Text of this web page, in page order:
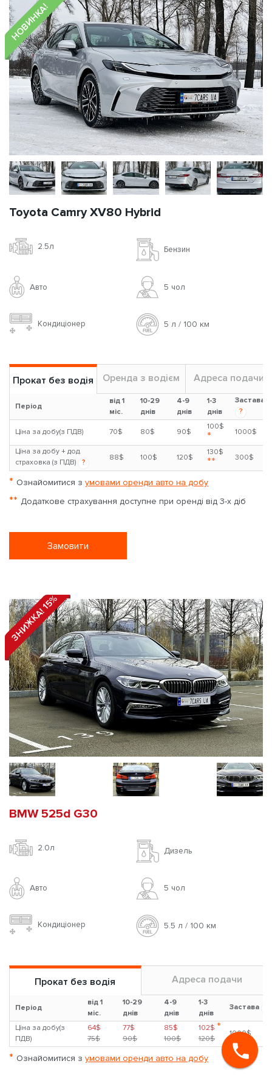
НОВИНКА!
Toyota Camry XV80 Hybrid
2.5л Бензин
Авто 5 чoл
Кондиціонер 5 л / 100 км
Прокат без водія Оренда з водієм Адреса подачи
Період
від 1
міс.
10-29
днів
4-9
днів
1-3
днів
Застава
?
Ціна за добу(з ПДВ) 70$ 80$ 90$
100$
* 1000$
Ціна за добу + дод.
страховка (з ПДВ)
?
88$ 100$ 120$
130$
** 300$
* Ознайомитися з умовами оренди авто на добу
** Додаткове страхування доступне при оренді від 3-х діб
Замовити
ЗНИЖКА! 15%
BMW 525d G30
2.0л Дизель
Авто 5 чoл
Кондиціонер 5.5 л / 100 км
Прокат без водія Адреса подачи
Період
від 1
міс.
10-29
днів
4-9
днів
1-3
днів
Застава
Ціна за добу(з
ПДВ)
64$
75$
77$
90$
85$
100$
102$ *
120$
1000$
* Ознайомитися з умовами оренди авто на добу